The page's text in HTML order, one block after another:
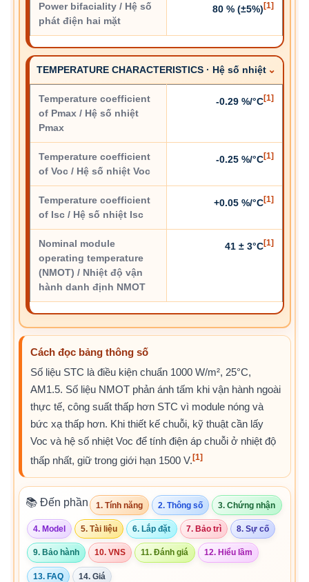
Power bifaciality / Hệ số
phát điện hai mặt
80 % (±5%) [1]
TEMPERATURE CHARACTERISTICS · Hệ số nhiệt
Temperature coefficient
of Pmax / Hệ số nhiệt
Pmax
-0.29 %/°C[1]
Temperature coefficient
of Voc / Hệ số nhiệt Voc
-0.25 %/°C[1]
Temperature coefficient
of Isc / Hệ số nhiệt Isc
+0.05 %/°C[1]
Nominal module
operating temperature
(NMOT) / Nhiệt độ vận
hành danh định NMOT
41 ± 3°C[1]
Cách đọc bảng thông số
Số liệu STC là điều kiện chuẩn 1000 W/m², 25°C,
AM1.5. Số liệu NMOT phản ánh tấm khi vận hành ngoài
thực tế, công suất thấp hơn STC vì module nóng và
bức xạ thấp hơn. Khi thiết kế chuỗi, kỹ thuật cần lấy
Voc và hệ số nhiệt Voc để tính điện áp chuỗi ở nhiệt độ
thấp nhất, giữ trong giới hạn 1500 V.[1]
📚 Đến phần 1. Tính năng 2. Thông số 3. Chứng nhận
4. Model 5. Tài liệu 6. Lắp đặt 7. Bảo trì 8. Sự cố
9. Bảo hành 10. VNS 11. Đánh giá 12. Hiểu lầm
13. FAQ 14. Giá